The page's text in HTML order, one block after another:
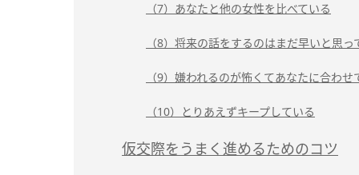
（7）あなたと他の女性を比べている
（8）将来の話をするのはまだ早いと思っ
（9）嫌われるのが怖くてあなたに合わせ
（10）とりあえずキープしている
仮交際をうまく進めるためのコツ